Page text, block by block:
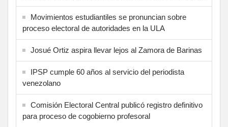
Movimientos estudiantiles se pronuncian sobre
proceso electoral de autoridades en la ULA
Josué Ortiz aspira llevar lejos al Zamora de Barinas
IPSP cumple 60 años al servicio del periodista
venezolano
Comisión Electoral Central publicó registro definitivo
para proceso de cogobierno profesoral